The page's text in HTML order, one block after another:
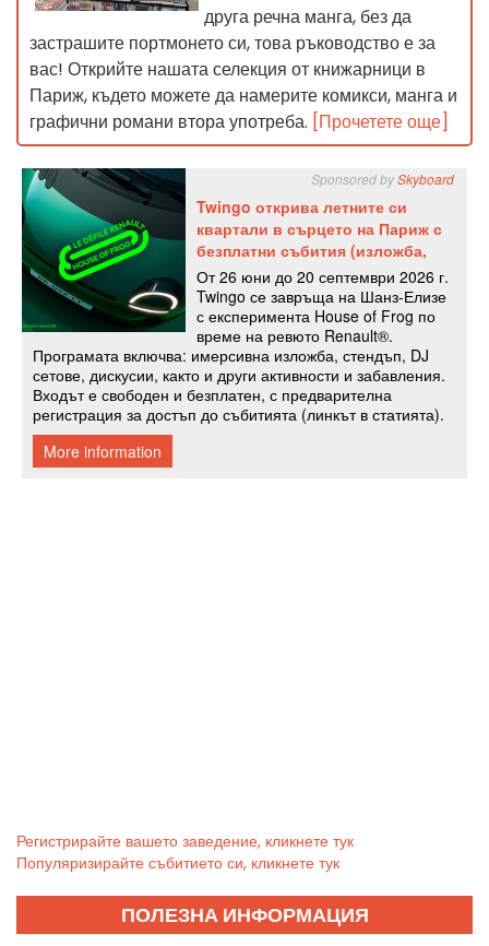
друга речна манга, без да
застрашите портмонето си, това ръководство е за
вас! Открийте нашата селекция от книжарници в
Париж, където можете да намерите комикси, манга и
графични романи втора употреба. [Прочетете още]
Регистрирайте вашето заведение, кликнете тук
Популяризирайте събитието си, кликнете тук
ПОЛЕЗНА ИНФОРМАЦИЯ